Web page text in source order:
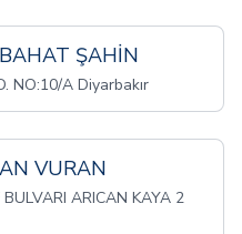
ŞAHİN
NO:10/A Diyarbakır
VURAN
ARICAN KAYA 2